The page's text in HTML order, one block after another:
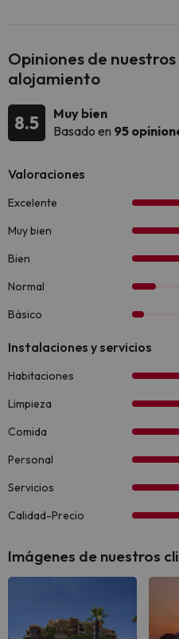
Opiniones de
alojamiento
8.5
Muy bien
Basado en 95
Imágenes de nuestros